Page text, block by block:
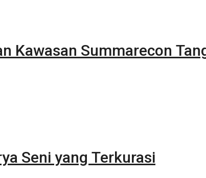
Kawasan Summarecon
Seni yang Terkurasi